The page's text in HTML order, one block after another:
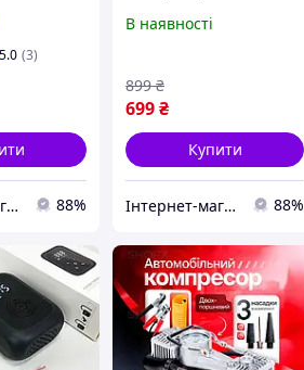
VС 027
для
5.0 (3)
Інтернет-магазин "Vel24" 88%
насос 100W для коліс
В наявності
699₴
899 ₴
Купити
Інтернет-магазин "Vel24" 88%